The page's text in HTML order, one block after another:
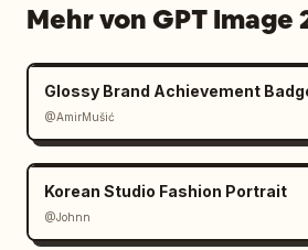
Mehr von GPT Image
Glossy Brand Achievement
@AmirMušić
Korean Studio Fashion Portrait
@Johnn